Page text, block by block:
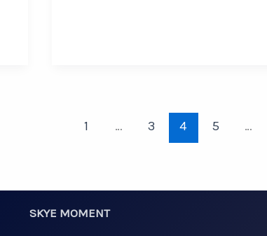
1 … 3 4 5 …
SKYE MOMENT